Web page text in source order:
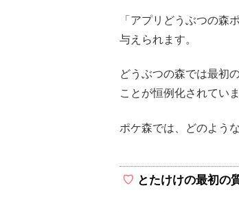
「アプリどうぶつの森
与えられます。
どうぶつの森では最初
ことが恒例化されていま
ポケ森では、どのよう
とたけけの最初の